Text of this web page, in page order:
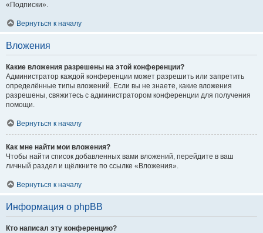
«Подписки».
Вернуться к началу
Вложения
Какие вложения разрешены на этой конференции?
Администратор каждой конференции может разрешить или запретить
определённые типы вложений. Если вы не знаете, какие вложения
разрешены, свяжитесь с администратором конференции для получения
помощи.
Вернуться к началу
Как мне найти мои вложения?
Чтобы найти список добавленных вами вложений, перейдите в ваш
личный раздел и щёлкните по ссылке «Вложения».
Вернуться к началу
Информация о phpBB
Кто написал эту конференцию?